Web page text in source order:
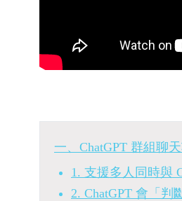
一、ChatGPT 群組聊
1. 支援多人同時與
2. ChatGPT 會「判